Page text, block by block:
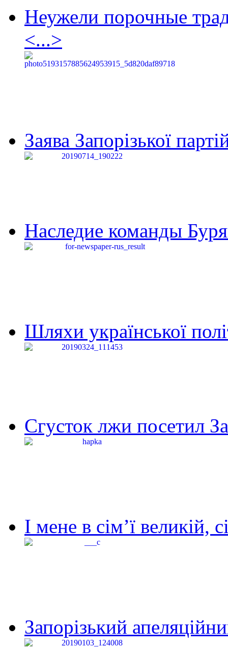
Неужели порочные
<...>
Заява Запорізької
Наследие команды
Шляхи української
Сгусток лжи посетил
І мене в сім’ї великій,
Запорізький